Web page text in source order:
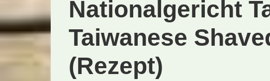
Nationalgericht
Taiwanese
(Rezept)